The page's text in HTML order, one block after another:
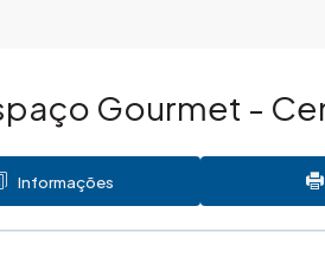
Gourmet -
Informações